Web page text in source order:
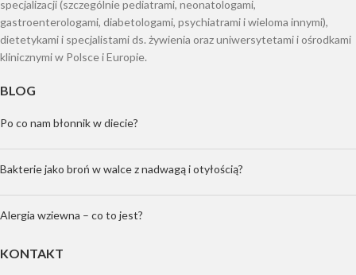
specjalizacji (szczególnie pediatrami, neonatologami,
gastroenterologami, diabetologami, psychiatrami i wieloma innymi),
dietetykami i specjalistami ds. żywienia oraz uniwersytetami i ośrodkami
klinicznymi w Polsce i Europie.
BLOG
Po co nam błonnik w diecie?
Bakterie jako broń w walce z nadwagą i otyłością?
Alergia wziewna – co to jest?
KONTAKT